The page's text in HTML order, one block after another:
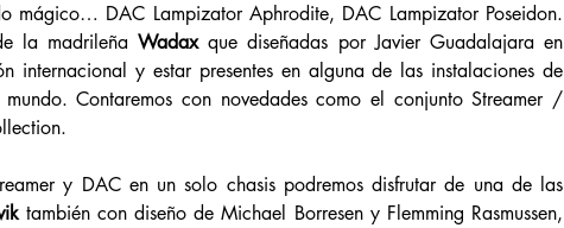
mágico… DAC Lampizator Aphrodite, DAC Lampizator Poseidon.
la madrileña Wadax que diseñadas por Javier Guadalajara en
internacional y estar presentes en alguna de las instalaciones de
Contaremos con novedades como el conjunto Streamer /
y DAC en un solo chasis podremos disfrutar de una de las
también con diseño de Michael Borresen y Flemming Rasmussen,